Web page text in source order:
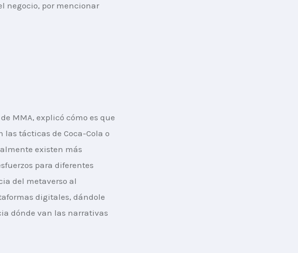
negocio, por mencionar
MMA, explicó cómo es que
las tácticas de Coca-Cola o
existen más
para diferentes
del metaverso al
digitales, dándole
dónde van las narrativas